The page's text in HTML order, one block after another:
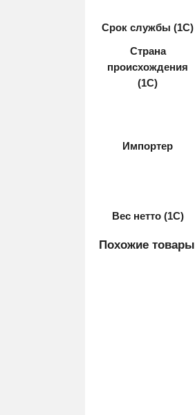
Срок службы (1С)
Страна
происхождения
(1С)
Импортер
Вес нетто (1С)
Похожие товары